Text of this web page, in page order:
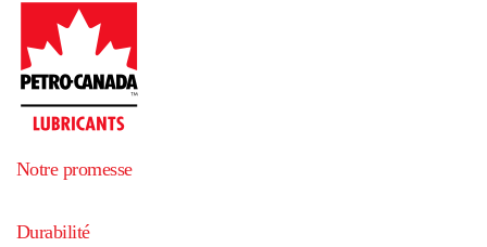
Notre promesse
Durabilité